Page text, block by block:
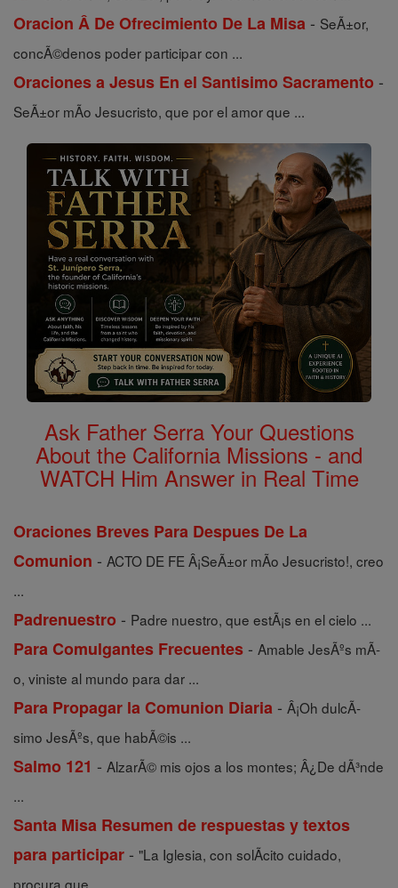
Oracion Â De Ofrecimiento De La Misa - SeÃ±or,
concÃ©denos poder participar con ...
Oraciones a Jesus En el Santisimo Sacramento -
SeÃ±or mÃ­o Jesucristo, que por el amor que ...
Ask Father Serra Your Questions
About the California Missions - and
WATCH Him Answer in Real Time
Oraciones Breves Para Despues De La
Comunion - ACTO DE FE Â¡SeÃ±or mÃ­o Jesucristo!, creo
...
Padrenuestro - Padre nuestro, que estÃ¡s en el cielo ...
Para Comulgantes Frecuentes - Amable JesÃºs mÃ­
o, viniste al mundo para dar ...
Para Propagar la Comunion Diaria - Â¡Oh dulcÃ­
simo JesÃºs, que habÃ©is ...
Salmo 121 - AlzarÃ© mis ojos a los montes; Â¿De dÃ³nde
...
Santa Misa Resumen de respuestas y textos
para participar - "La Iglesia, con solÃ­cito cuidado,
procura que ...